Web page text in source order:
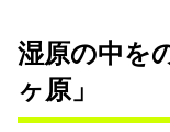
湿原の中を
ヶ原」